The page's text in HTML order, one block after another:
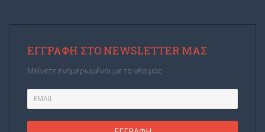
ΕΓΓΡΑΦΉ ΣΤΟ NEWSLETTER ΜΑΣ
Μείνετε ενημερωμένοι με τα νέα μας